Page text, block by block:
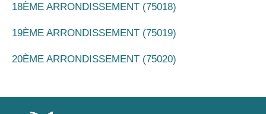
18ÈME ARRONDISSEMENT (75018)
19ÈME ARRONDISSEMENT (75019)
20ÈME ARRONDISSEMENT (75020)